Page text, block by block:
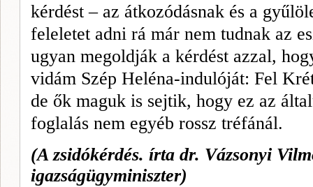
kérdést – az átkozódásnak és a
feleletet adni rá már nem tudnak az
ugyan megoldják a kérdést azzal,
vidám Szép Heléna-indulóját: Fel
de ők maguk is sejtik, hogy ez az
foglalás nem egyéb rossz tréfánál.
(A zsidókérdés. írta dr. Vázsonyi
igazságügyminiszter)